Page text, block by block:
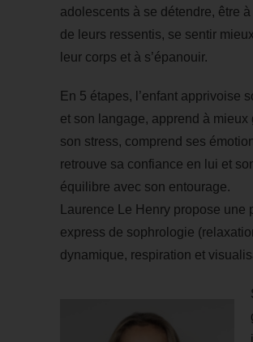
adolescents à se détendre, être à
de leurs ressentis, se sentir
leur corps et à s’épanouir.
En 5 étapes, l’enfant apprivoise
et son langage, apprend à mieux
son stress, comprend ses
retrouve sa confiance en lui et
équilibre avec son entourage.
Laurence Le Henry propose une
express de sophrologie
dynamique, respiration et